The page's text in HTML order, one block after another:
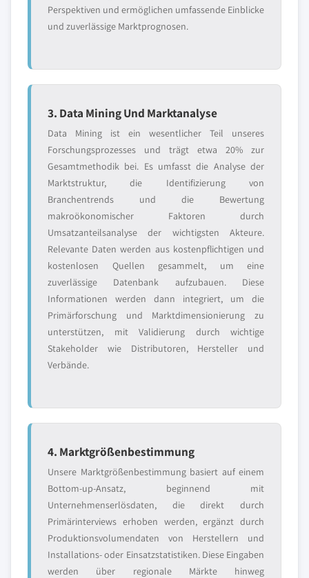
Perspektiven und ermöglichen umfassende Einblicke
und zuverlässige Marktprognosen.
3. Data Mining Und Marktanalyse
Data Mining ist ein wesentlicher Teil unseres
Forschungsprozesses und trägt etwa 20% zur
Gesamtmethodik bei. Es umfasst die Analyse der
Marktstruktur, die Identifizierung von
Branchentrends und die Bewertung
makroökonomischer Faktoren durch
Umsatzanteilsanalyse der wichtigsten Akteure.
Relevante Daten werden aus kostenpflichtigen und
kostenlosen Quellen gesammelt, um eine
zuverlässige Datenbank aufzubauen. Diese
Informationen werden dann integriert, um die
Primärforschung und Marktdimensionierung zu
unterstützen, mit Validierung durch wichtige
Stakeholder wie Distributoren, Hersteller und
Verbände.
4. Marktgrößenbestimmung
Unsere Marktgrößenbestimmung basiert auf einem
Bottom-up-Ansatz, beginnend mit
Unternehmenserlösdaten, die direkt durch
Primärinterviews erhoben werden, ergänzt durch
Produktionsvolumendaten von Herstellern und
Installations- oder Einsatzstatistiken. Diese Eingaben
werden über regionale Märkte hinweg